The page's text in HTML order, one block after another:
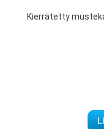
Kierrätetty